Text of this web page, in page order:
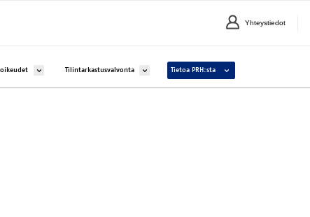
Yhteystiedot
Yritykset ja yhteisöt
Avaa alavalikko kohteelle Aineettomat oikeudet
Tilintarkastusvalvonta Avaa alavalikko kohteelle Tilintarkastusvalvonta
Tietoa PRH:sta Avaa alavalikko kohteelle